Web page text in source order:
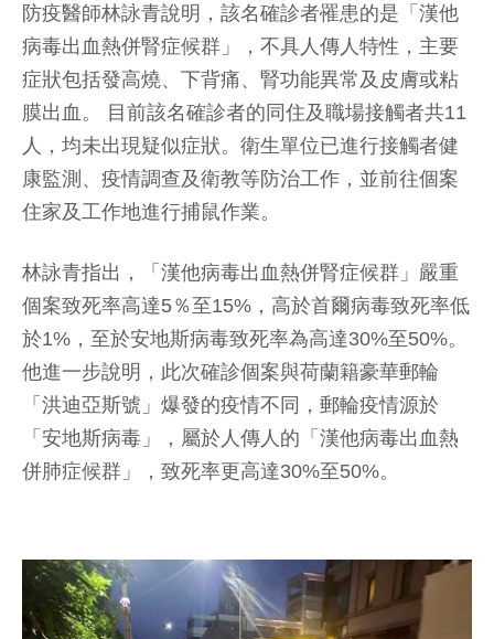
防疫醫師林詠青說明，該名確診者罹患的是「漢他
病毒出血熱併腎症候群」，不具人傳人特性，主要
症狀包括發高燒、下背痛、腎功能異常及皮膚或粘
膜出血。 目前該名確診者的同住及職場接觸者共11
人，均未出現疑似症狀。衛生單位已進行接觸者健
康監測、疫情調查及衛教等防治工作，並前往個案
住家及工作地進行捕鼠作業。
林詠青指出，「漢他病毒出血熱併腎症候群」嚴重
個案致死率高達5％至15%，高於首爾病毒致死率低
於1%，至於安地斯病毒致死率為高達30%至50%。
他進一步說明，此次確診個案與荷蘭籍豪華郵輪
「洪迪亞斯號」爆發的疫情不同，郵輪疫情源於
「安地斯病毒」，屬於人傳人的「漢他病毒出血熱
併肺症候群」，致死率更高達30%至50%。